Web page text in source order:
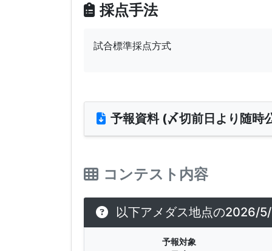
採点手法
試合標準採点方式
予報資料 (〆切前日より随時
コンテスト内容
以下アメダス地点の2026/
予報対象